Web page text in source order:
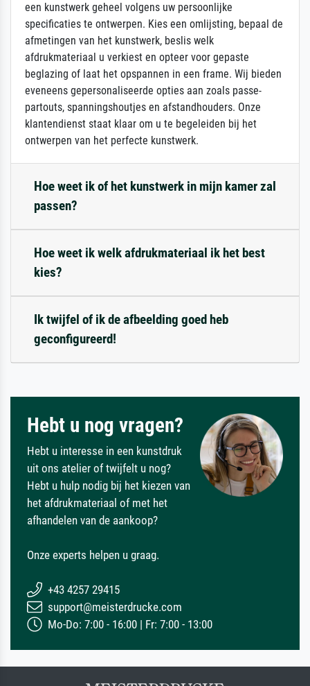
een kunstwerk geheel volgens uw persoonlijke
specificaties te ontwerpen. Kies een omlijsting, bepaal de
afmetingen van het kunstwerk, beslis welk
afdrukmateriaal u verkiest en opteer voor gepaste
beglazing of laat het opspannen in een frame. Wij bieden
eveneens gepersonaliseerde opties aan zoals passe-
partouts, spanningshoutjes en afstandhouders. Onze
klantendienst staat klaar om u te begeleiden bij het
ontwerpen van het perfecte kunstwerk.
Hoe weet ik of het kunstwerk in mijn kamer zal
passen?
Hoe weet ik welk afdrukmateriaal ik het best
kies?
Ik twijfel of ik de afbeelding goed heb
geconfigureerd!
Hebt u nog vragen?
Hebt u interesse in een kunstdruk
uit ons atelier of twijfelt u nog?
Hebt u hulp nodig bij het kiezen van
het afdrukmateriaal of met het
afhandelen van de aankoop?
Onze experts helpen u graag.
+43 4257 29415
support@meisterdrucke.com
Mo-Do: 7:00 - 16:00 | Fr: 7:00 - 13:00